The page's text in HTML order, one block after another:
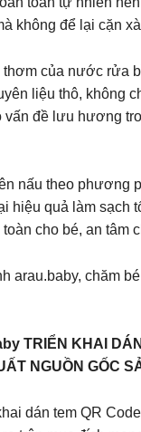
không để lại cặn
của nước rửa
liệu thô, không
vấn đề lưu hương
nấu theo phương
hiệu quả làm sạch
cho bé, an tâm
arau.baby, chăm
TRIỂN KHAI
NGUỒN GỐC
dán tem QR